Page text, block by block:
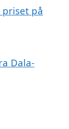
på
Dala-